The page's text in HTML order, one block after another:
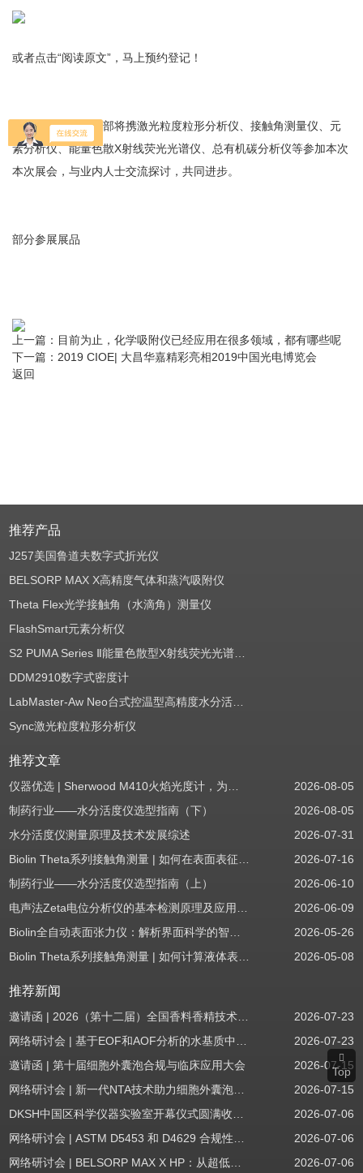
或者点击“阅读原文”，马上预约登记！
大昌华嘉科学仪器部将携激光粒度粒形分析仪、接触角测量仪、元
素分析仪、能量色散X射线荧光光谱仪、总有机碳分析仪等参加本次
本次展会，与业内人士交流探讨，共同进步。
部分参展展品
上一篇： 目前为止，化学吸附仪已经应用在很多领域，都有哪些呢
下一篇： 2019 CIOE| 大昌华嘉精彩亮相2019中国光电博览会
返回
推荐产品
J257美国鲁道夫数字式折光仪
BELSORP MAX X高精度气体和蒸汽吸附仪
Theta Flex光学接触角（水滴角）测量仪
FlashSmart元素分析仪
S2 PUMA Series Ⅱ能量色散型X射线荧光光谱仪（EDXRF）
DDM2910数字式密度计
LabMaster-Aw Neo台式控温型高精度水分活度测定仪
Sync激光粒度粒形分析仪
推荐文章
仪器优选 | Sherwood M410火焰光度计，为用户检测提供值得信赖的基准方案
2026-08-05
制药行业——水分活度仪选型指南（下）
2026-08-05
水分活度仪测量原理及技术发展综述
2026-07-31
Biolin Theta系列接触角测量 | 如何在表面表征应用中使用接触角：后退角
2026-07-16
制药行业——水分活度仪选型指南（上）
2026-06-10
电声法Zeta电位分析仪的基本检测原理及应用场景
2026-06-09
Biolin全自动表面张力仪：解析界面科学的智能之眼
2026-05-26
Biolin Theta系列接触角测量 | 如何计算液体表面张力分量
2026-05-08
推荐新闻
邀请函 | 2026（第十二届）全国香料香精技术交流年会
2026-07-23
网络研讨会 | 基于EOF和AOF分析的水基质中PFAS筛查
2026-07-23
邀请函 | 第十届细胞外囊泡合规与临床应用大会
2026-07-15
网络研讨会 | 新一代NTA技术助力细胞外囊泡质量评估与工艺开发
2026-07-15
DKSH中国区科学仪器实验室开幕仪式圆满收官！
2026-07-06
网络研讨会 | ASTM D5453 和 D4629 合规性：无需妥协
2026-07-06
网络研讨会 | BELSORP MAX X HP：从超低压物理吸附到高压吸附
2026-07-06
Top